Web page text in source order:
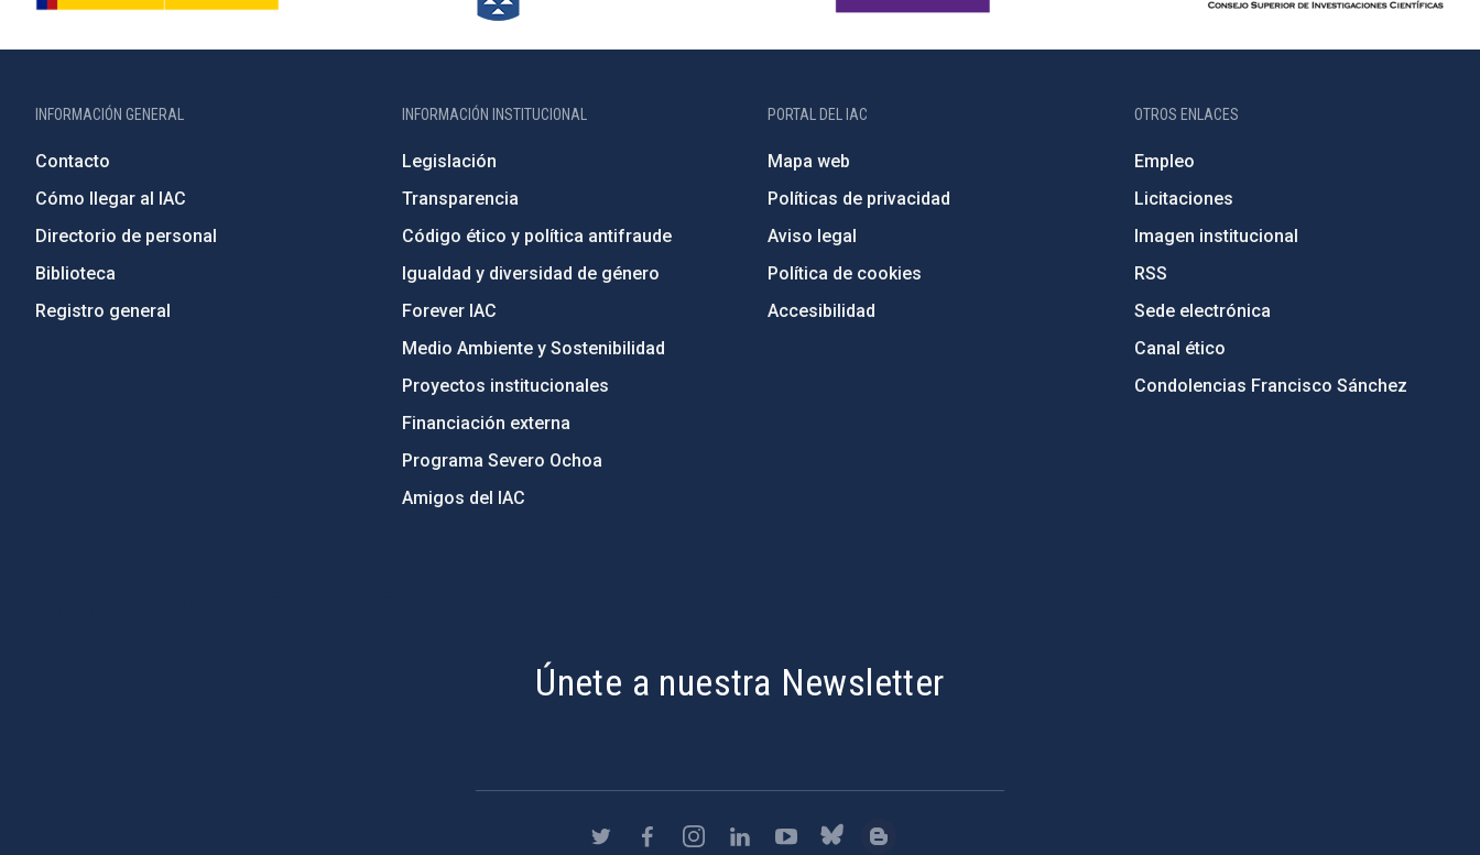
INFORMACIÓN GENERAL
Contacto
Cómo llegar al IAC
Directorio de personal
Biblioteca
Registro general
INFORMACIÓN INSTITUCIONAL
Legislación
Transparencia
Código ético y política antifraude
Igualdad y diversidad de género
Forever IAC
Medio Ambiente y Sostenibilidad
Proyectos institucionales
Financiación externa
Programa Severo Ochoa
Amigos del IAC
PORTAL DEL IAC
Mapa web
Políticas de privacidad
Aviso legal
Política de cookies
Accesibilidad
OTROS ENLACES
Empleo
Licitaciones
Imagen institucional
RSS
Sede electrónica
Canal ético
Condolencias Francisco Sánchez
Únete a nuestra Newsletter